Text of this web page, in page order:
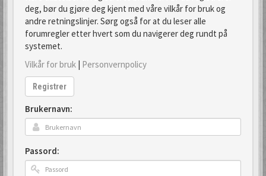
deg, bør du gjøre deg kjent med våre vilkår for bruk og
andre retningslinjer. Sørg også for at du leser alle
forumregler etter hvert som du navigerer deg rundt på
systemet.
Vilkår for bruk | Personvernpolicy
Registrer
Brukernavn:
Passord: